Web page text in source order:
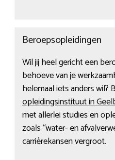
Beroepsopleidingen
Wil jij heel gericht een
behoeve van je
helemaal iets anders wil?
opleidingsinstituut in
met allerlei studies en
zoals “water- en
carrièrekansen vergroot.